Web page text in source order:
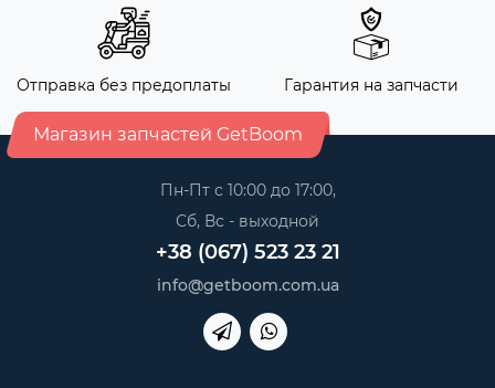
Отправка без предоплаты Гарантия на запчасти
Магазин запчастей GetBoom
Пн-Пт с 10:00 до 17:00,
Сб, Вс - выходной
+38 (067) 523 23 21
info@getboom.com.ua